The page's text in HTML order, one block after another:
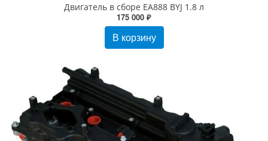
Двигатель в сборе EA888 BYJ 1.8 л
175 000 ₽
В корзину